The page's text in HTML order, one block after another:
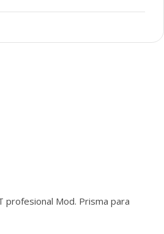
profesional Mod. Prisma para